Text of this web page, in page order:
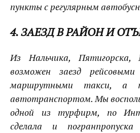
пункты с регулярным
4. ЗАЕЗД В РАЙОН И
Из Нальчика, Пятигорска,
возможен заезд
маршрутными такси, а
автотранспортом. Мы
одной из турфирм, по
сделала и